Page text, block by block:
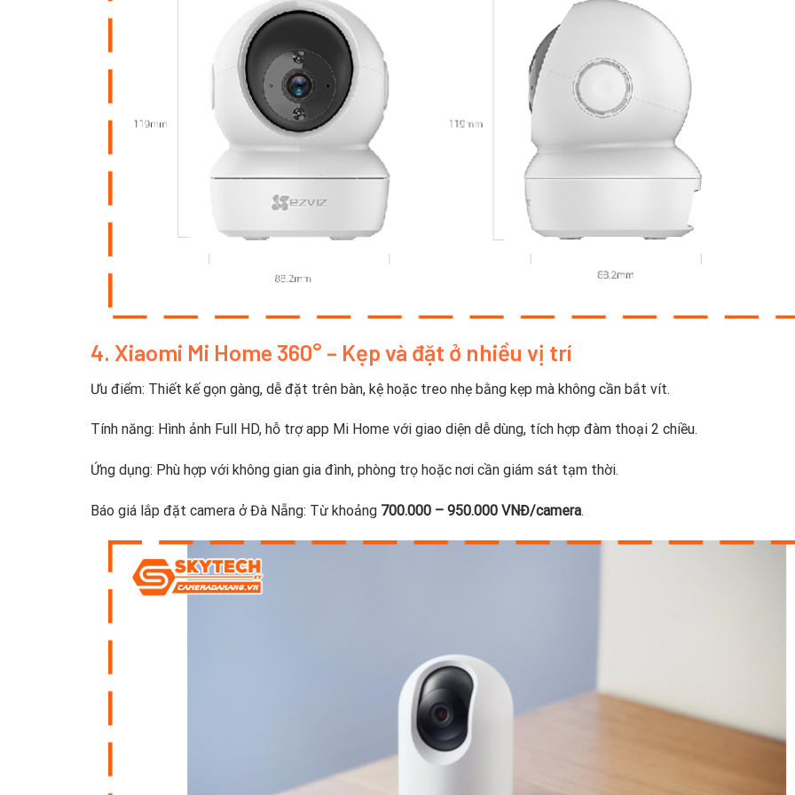
4. Xiaomi Mi Home 360° – Kẹp và đặt ở nhiều vị trí
Ưu điểm: Thiết kế gọn gàng, dễ đặt trên bàn, kệ hoặc treo nhẹ bằng kẹp mà không cần bắt vít.
Tính năng: Hình ảnh Full HD, hỗ trợ app Mi Home với giao diện dễ dùng, tích hợp đàm thoại 2 chiều.
Ứng dụng: Phù hợp với không gian gia đình, phòng trọ hoặc nơi cần giám sát tạm thời.
Báo giá lắp đặt camera ở Đà Nẵng: Từ khoảng 700.000 – 950.000 VNĐ/camera.